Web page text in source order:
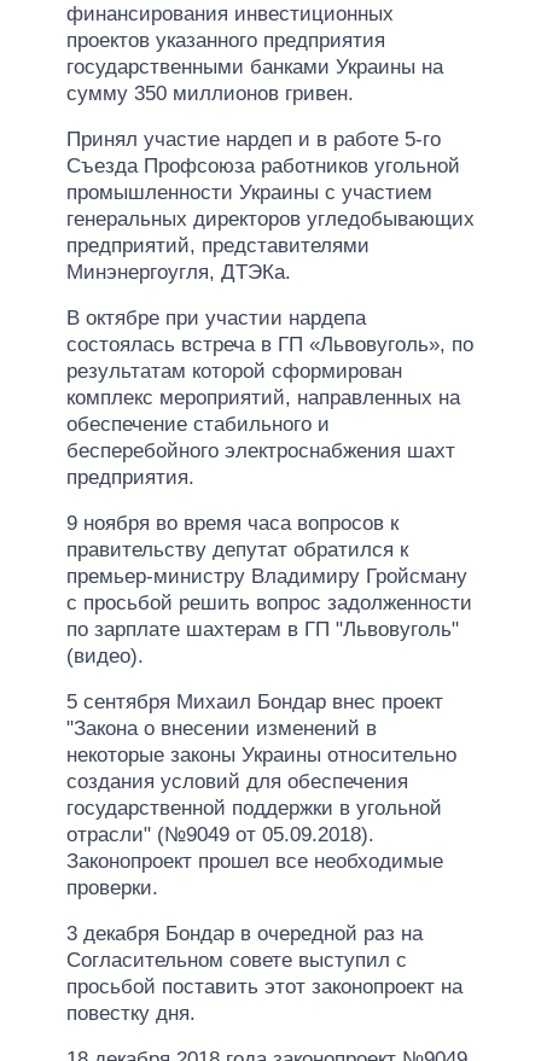
финансирования инвестиционных
проектов указанного предприятия
государственными банками Украины на
сумму 350 миллионов гривен.
Принял участие нардеп и в работе 5-го
Съезда Профсоюза работников угольной
промышленности Украины с участием
генеральных директоров угледобывающих
предприятий, представителями
Минэнергоугля, ДТЭКа.
В октябре при участии нардепа
состоялась встреча в ГП «Львовуголь», по
результатам которой сформирован
комплекс мероприятий, направленных на
обеспечение стабильного и
бесперебойного электроснабжения шахт
предприятия.
9 ноября во время часа вопросов к
правительству депутат обратился к
премьер-министру Владимиру Гройсману
с просьбой решить вопрос задолженности
по зарплате шахтерам в ГП "Львовуголь"
(видео).
5 сентября Михаил Бондар внес проект
"Закона о внесении изменений в
некоторые законы Украины относительно
создания условий для обеспечения
государственной поддержки в угольной
отрасли" (№9049 от 05.09.2018).
Законопроект прошел все необходимые
проверки.
3 декабря Бондар в очередной раз на
Согласительном совете выступил с
просьбой поставить этот законопроект на
повестку дня.